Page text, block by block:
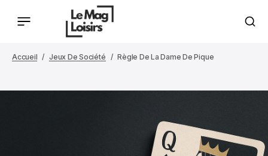
Accueil Jeux De Société Règle De La Dame De Pique